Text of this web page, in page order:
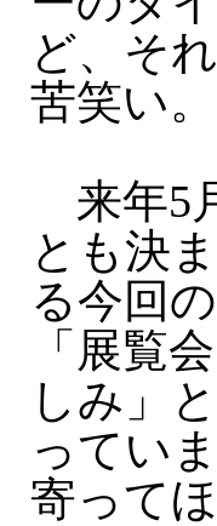
ど、そ
苦笑い。
来年5
とも決
る今回
「展覧
しみ」
ってい
寄って